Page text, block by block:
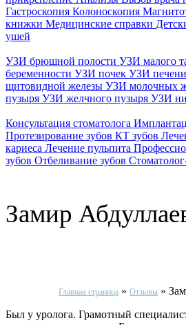
Гастроскопия Колоноскопия
книжки Медицинские справки
ушей
УЗИ брюшной полости УЗИ малого
беременности УЗИ почек УЗИ печени
щитовидной железы УЗИ молочных
пузыря УЗИ желчного пузыря УЗИ
Консультация стоматолога
Протезирование зубов КТ зубов
кариеса Лечение пульпита
зубов Отбеливание зубов
Замир
Главная страница » Отзывы »
Был у уролога. Грамотный